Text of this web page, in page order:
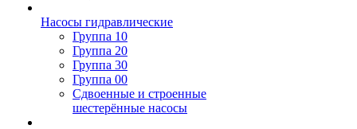
Насосы гидравлические
Группа 10
Группа 20
Группа 30
Группа 00
Сдвоенные и строенные
шестерённые насосы